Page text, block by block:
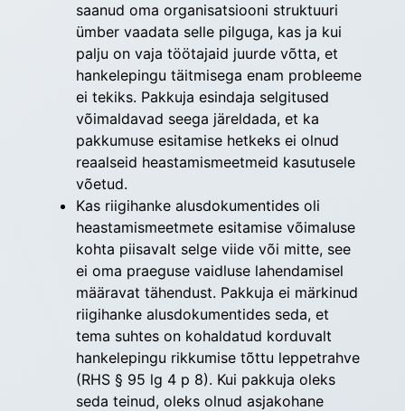
saanud oma organisatsiooni struktuuri
ümber vaadata selle pilguga, kas ja kui
palju on vaja töötajaid juurde võtta, et
hankelepingu täitmisega enam probleeme
ei tekiks. Pakkuja esindaja selgitused
võimaldavad seega järeldada, et ka
pakkumuse esitamise hetkeks ei olnud
reaalseid heastamismeetmeid kasutusele
võetud.
Kas riigihanke alusdokumentides oli
heastamismeetmete esitamise võimaluse
kohta piisavalt selge viide või mitte, see
ei oma praeguse vaidluse lahendamisel
määravat tähendust. Pakkuja ei märkinud
riigihanke alusdokumentides seda, et
tema suhtes on kohaldatud korduvalt
hankelepingu rikkumise tõttu leppetrahve
(RHS § 95 lg 4 p 8). Kui pakkuja oleks
seda teinud, oleks olnud asjakohane